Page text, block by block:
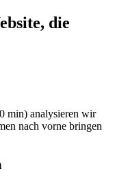
die
min) analysieren wir
nach vorne bringen